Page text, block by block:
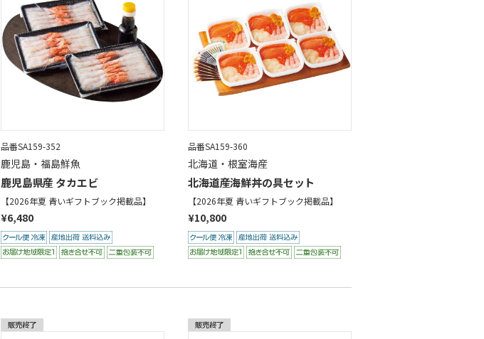
品番SA159-352
鹿児島・福島鮮魚
鹿児島県産 タカエビ
【2026年夏 青いギフトブック掲載品】
¥6,480
品番SA159-360
北海道・根室海産
北海道産海鮮丼の具セット
【2026年夏 青いギフトブック掲載品】
¥10,800